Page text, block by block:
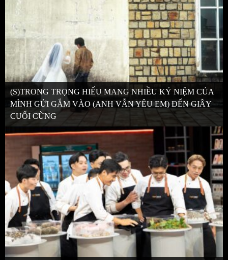
(S)TRONG TRỌNG HIẾU MANG NHIỀU KỶ NIỆM CỦA
MÌNH GỬI GẮM VÀO (ANH VẪN YÊU EM) ĐẾN GIÂY
CUỐI CÙNG